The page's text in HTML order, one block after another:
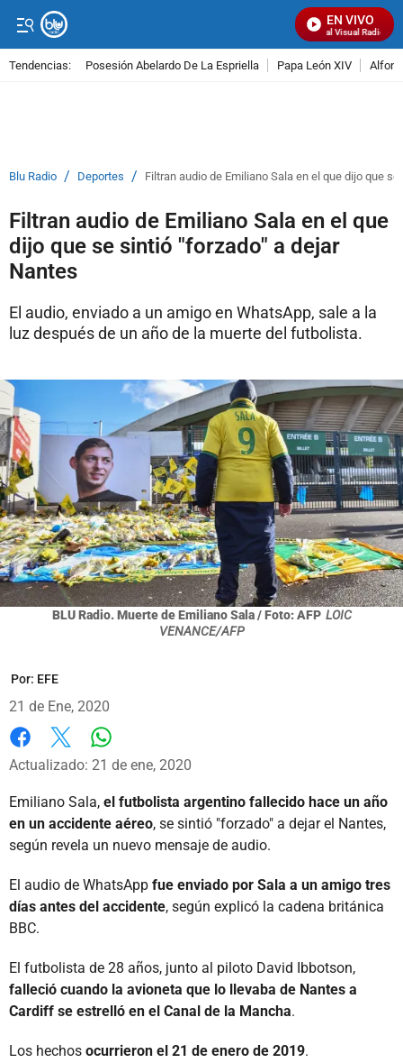
EN VIVO
Señal Visual Radio
Tendencias: Posesión Abelardo De La Espriella Papa León XIV
Blu Radio / Deportes / Filtran audio de Emiliano Sala en el que dijo que
Filtran audio de Emiliano Sala en el que
dijo que se sintió "forzado" a dejar
Nantes
El audio, enviado a un amigo en WhatsApp, sale a la
luz después de un año de la muerte del futbolista.
BLU Radio. Muerte de Emiliano Sala / Foto: AFP LOIC
VENANCE/AFP
Por: EFE
21 de Ene, 2020
Facebook
X
Actualizado: 21 de ene, 2020
Emiliano Sala, el futbolista argentino fallecido hace un año
en un accidente aéreo, se sintió "forzado" a dejar el Nantes,
según revela un nuevo mensaje de audio.
El audio de WhatsApp fue enviado por Sala a un amigo tres
días antes del accidente, según explicó la cadena británica
BBC.
El futbolista de 28 años, junto al piloto David Ibbotson,
falleció cuando la avioneta que lo llevaba de Nantes a
Cardiff se estrelló en el Canal de la Mancha.
Los hechos ocurrieron el 21 de enero de 2019.